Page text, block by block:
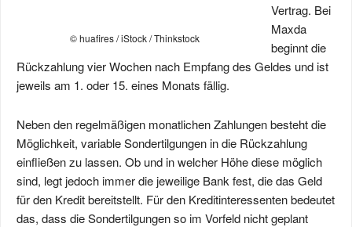
© huafires / iStock / Thinkstock
Vertrag. Bei
Maxda
beginnt die
Rückzahlung vier Wochen nach Empfang des Geldes und ist
jeweils am 1. oder 15. eines Monats fällig.
Neben den regelmäßigen monatlichen Zahlungen besteht die
Möglichkeit, variable Sondertilgungen in die Rückzahlung
einfließen zu lassen. Ob und in welcher Höhe diese möglich
sind, legt jedoch immer die jeweilige Bank fest, die das Geld
für den Kredit bereitstellt. Für den Kreditinteressenten bedeutet
das, dass die Sondertilgungen so im Vorfeld nicht geplant